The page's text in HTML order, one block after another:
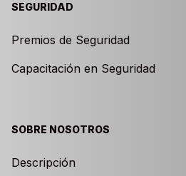
SEGURIDAD
Premios de Seguridad
Capacitación en Seguridad
SOBRE NOSOTROS
Descripción